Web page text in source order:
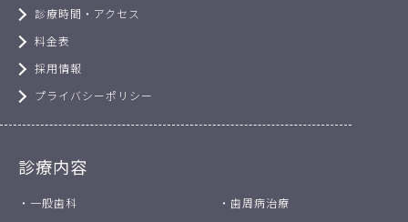
診療時間・アクセス
料金表
採用情報
プライバシーポリシー
診療内容
・一般歯科
・歯周病治療